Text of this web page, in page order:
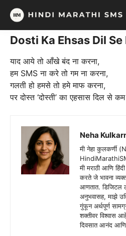
Skip
content
Dosti Ka Ehsas Dil
याद आये तो आँखे बंद ना करना,
हम SMS ना करे तो गम ना करना,
गलती हो हमसे तो हमे माफ करना,
पर दोस्त ‘दोस्ती’ का एहसास दिल से
Neha
मी नेहा कुलकर्णी
मी मराठी आणि
करते जे भावना
आणतात. डिजिटल
अनुभवासह, माझे
गुंफून अर्थपूर्ण
शक्तीवर विश्वास
दिवसात आनंद